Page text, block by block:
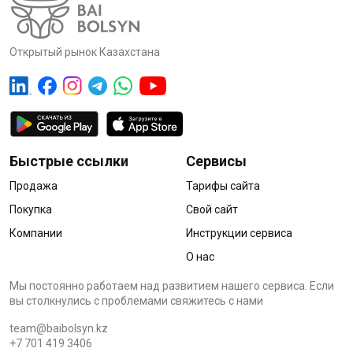
Открытый рынок Казахстана
Быстрые ссылки
Продажа
Покупка
Компании
Сервисы
Тарифы сайта
Свой сайт
Инструкции сервиса
О нас
Мы постоянно работаем над развитием нашего сервиса. Если
вы столкнулись с проблемами cвяжитесь с нами
team@baibolsyn.kz
+7 701 419 3406